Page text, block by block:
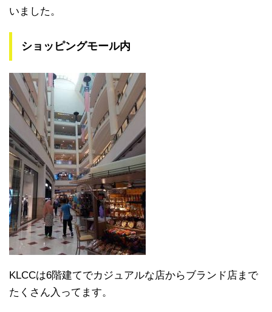
いました。
ショッピングモール内
KLCCは6階建てでカジュアルな店からブランド店まで
たくさん入ってます。